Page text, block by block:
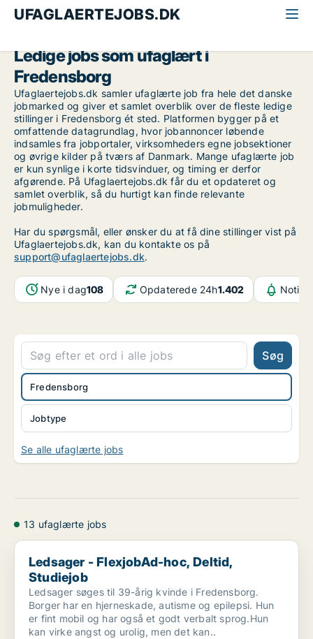
UFAGLAERTEJOBS.DK
Ledige jobs som ufaglært i
Fredensborg
Ufaglaertejobs.dk samler ufaglærte job fra hele det danske
jobmarked og giver et samlet overblik over de fleste ledige
stillinger i Fredensborg ét sted. Platformen bygger på et
omfattende datagrundlag, hvor jobannoncer løbende
indsamles fra jobportaler, virksomheders egne jobsektioner
og øvrige kilder på tværs af Danmark. Mange ufaglærte job
er kun synlige i korte tidsvinduer, og timing er derfor
afgørende. På Ufaglaertejobs.dk får du et opdateret og
samlet overblik, så du hurtigt kan finde relevante
jobmuligheder.
Har du spørgsmål, eller ønsker du at få dine stillinger vist på
Ufaglaertejobs.dk, kan du kontakte os på
support@ufaglaertejobs.dk.
Nye i dag108 Opdaterede 24h1.402
Søg
Jobtype
Fredensborg
Se alle ufaglærte jobs
13 ufaglærte jobs
Ledsager - FlexjobAd-hoc, Deltid, Studiejob
Ledsager - FlexjobAd-hoc, Deltid,
Studiejob
Ledsager søges til 39-årig kvinde i Fredensborg.
Borger har en hjerneskade, autisme og epilepsi. Hun
er fint mobil og har også et godt verbalt sprog.Hun
kan virke angst og urolig, men det kan..